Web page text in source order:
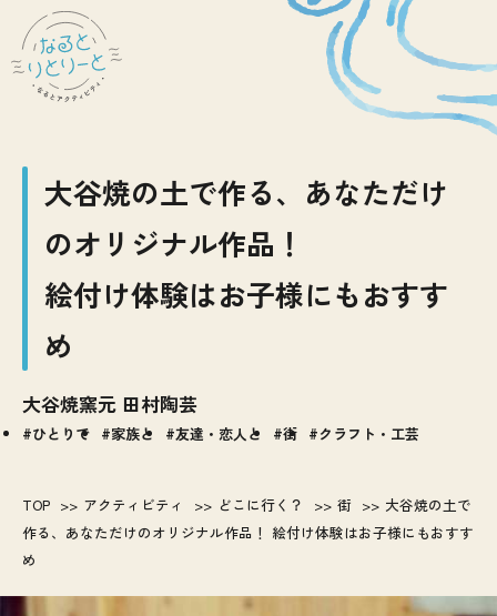
大谷焼の土で作る、あなただけ
のオリジナル作品！
絵付け体験はお子様にもおすす
め
大谷焼窯元 田村陶芸
ひとりで 家族と 友達・恋人と 街 クラフト・工芸
TOP アクティビティ どこに行く？ 街
大谷焼の土で
作る、あなただけのオリジナル作品！ 絵付け体験はお子様にもおすす
め